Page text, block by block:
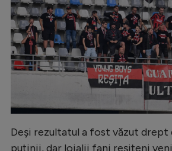
Deși rezultatul a fost văzut drept
puținii, dar loialii fani reșițeni